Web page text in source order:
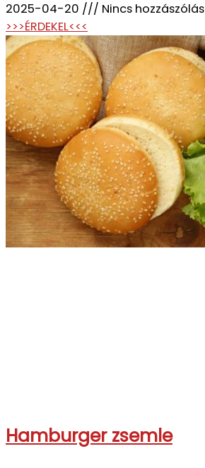
2025-04-20
Nincs hozzászólás
>>>ÉRDEKEL<<<
Hamburger zsemle